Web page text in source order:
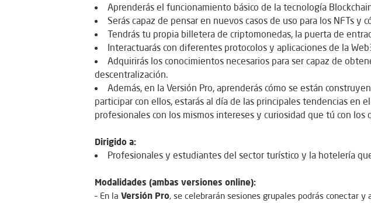
Aprenderás el funcionamiento básico de la tecnología
Serás capaz de pensar en nuevos casos de uso para los NFTs y
Tendrás tu propia billetera de criptomonedas, la puerta de
Interactuarás con diferentes protocolos y aplicaciones de la
Adquirirás los conocimientos necesarios para ser capaz de
descentralización.
Además, en la Versión Pro, aprenderás cómo se están
participar con ellos, estarás al día de las principales tendencias en
profesionales con los mismos intereses y curiosidad que tú con los
Dirigido a:
Profesionales y estudiantes del sector turístico y la hotelería
Modalidades (ambas versiones online):
– En la Versión Pro, se celebrarán sesiones grupales podrás conectar